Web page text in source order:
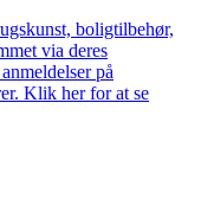
boligtilbehør,
via deres
på
Klik her for at se